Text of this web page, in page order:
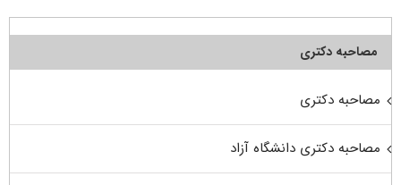
مصاحبه دکتری
مصاحبه دکتری
مصاحبه دکتری دانشگاه آزاد